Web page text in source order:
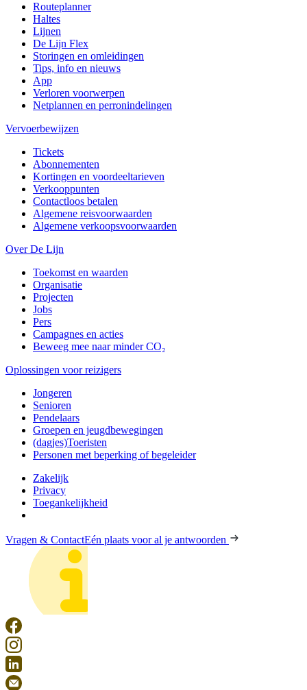
Routeplanner
Haltes
Lijnen
De Lijn Flex
Storingen en omleidingen
Tips, info en nieuws
App
Verloren voorwerpen
Netplannen en perronindelingen
Vervoerbewijzen
Tickets
Abonnementen
Kortingen en voordeeltarieven
Verkooppunten
Contactloos betalen
Algemene reisvoorwaarden
Algemene verkoopsvoorwaarden
Over De Lijn
Toekomst en waarden
Organisatie
Projecten
Jobs
Pers
Campagnes en acties
Beweeg mee naar minder CO₂
Oplossingen voor reizigers
Jongeren
Senioren
Pendelaars
Groepen en jeugdbewegingen
(dagjes)Toeristen
Personen met beperking of begeleider
Zakelijk
Privacy
Toegankelijkheid
Vragen & ContactEén plaats voor al je antwoorden